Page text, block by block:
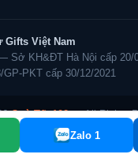
Zalo 1
Gifts Việt Nam
Sở KH&ĐT Hà Nội cấp 20/
PKT cấp 30/12/2021
Quà Tết 102— All Rights
✓ Đã thông báo